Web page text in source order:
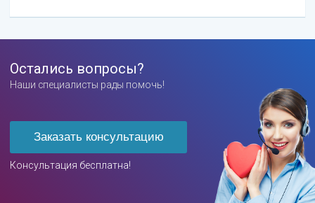
Остались вопросы?
Наши специалисты рады помочь!
Заказать консультацию
Консультация бесплатна!